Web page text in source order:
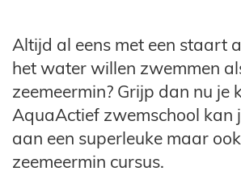
Altijd al eens met een staart
het water willen zwemmen
zeemeermin? Grijp dan nu je
AquaActief zwemschool kan
aan een superleuke maar
zeemeermin cursus.